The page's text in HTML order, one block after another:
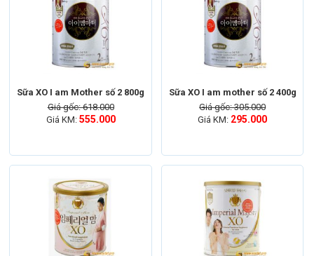
Sữa XO I am Mother số 2 800g
Giá gốc: 618.000
Giá KM: 555.000
Sữa XO I am mother số 2 400g
Giá gốc: 305.000
Giá KM: 295.000